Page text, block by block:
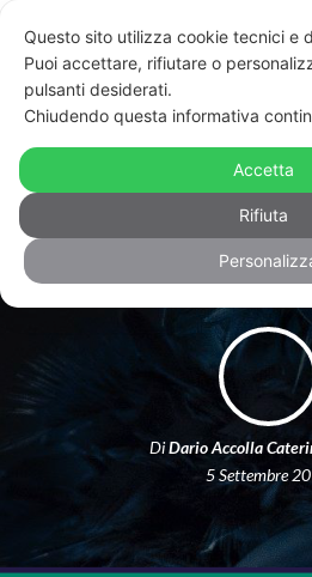
“Bella ce sarai te, io
addio ad Andrea
du Pignè
DiDario Accolla
5 Settembre
Questo sito utilizza cookie tecnici e
Puoi accettare, rifiutare o
pulsanti desiderati.
Chiudendo questa informativa
Accetta
Rifiuta